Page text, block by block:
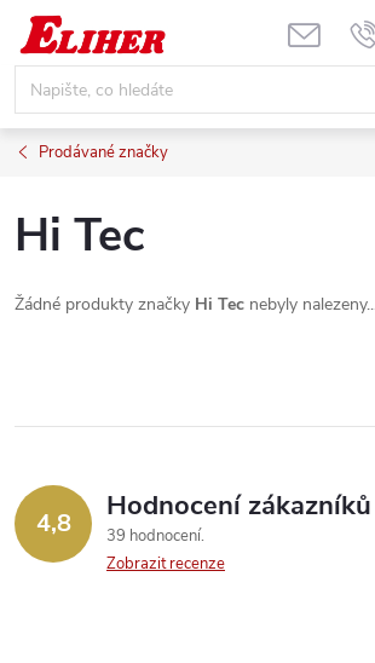
Přejít
obsah
Prodávané značky
Hi Tec
Žádné produkty značky Hi Tec nebyly
4,8 Hodnocení zákazníků
39 hodnocení
Zobrazit recenze